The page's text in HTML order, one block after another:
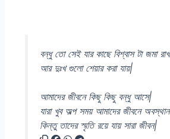
বন্ধু তো সেই যার কাছে বিশ্বাস টা জমা
আর দুঃখ গুলো শেয়ার করা যায়|
আমাদের জীবনে কিছু কিছু বন্ধু আসে|
যারা খুব অল্প সময় আমাদের জীবনে
কিন্তু তাদের স্মৃতি রয়ে যায় সারা জীবন|